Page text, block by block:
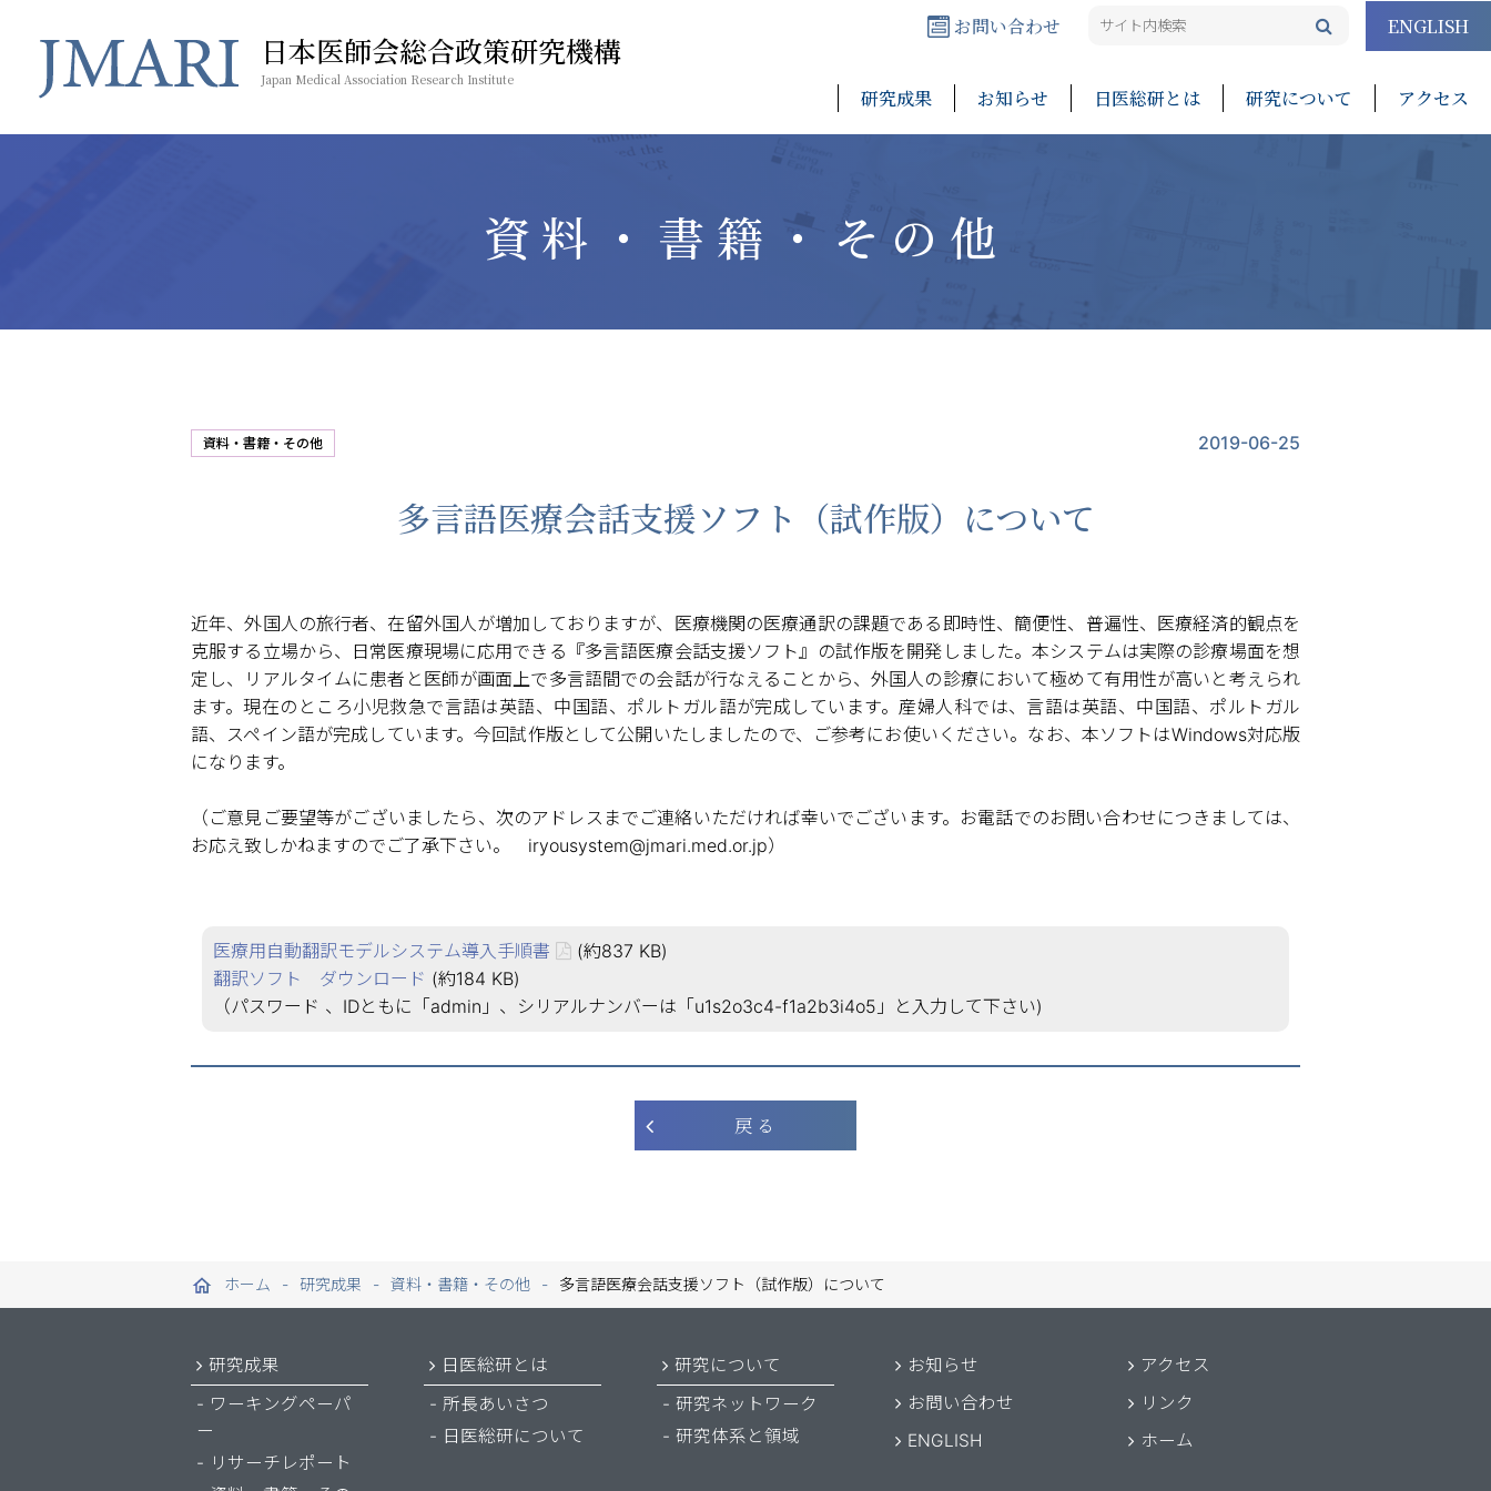
日本医師会総合政策研究機構
Japan Medical Association Research Institute
お問い合わせ ENGLISH
研究成果 お知らせ 日医総研とは 研究について アクセス
資料・書籍・その他
資料・書籍・その他 2019-06-25
多言語医療会話支援ソフト（試作版）について
近年、外国人の旅行者、在留外国人が増加しておりますが、医療機関の医療通訳の課題である即時性、簡便性、普遍性、医療経済的観点を
克服する立場から、日常医療現場に応用できる『多言語医療会話支援ソフト』の試作版を開発しました。本システムは実際の診療場面を想
定し、リアルタイムに患者と医師が画面上で多言語間での会話が行なえることから、外国人の診療において極めて有用性が高いと考えられ
ます。現在のところ小児救急で言語は英語、中国語、ポルトガル語が完成しています。産婦人科では、言語は英語、中国語、ポルトガル
語、スペイン語が完成しています。今回試作版として公開いたしましたので、ご参考にお使いください。なお、本ソフトはWindows対応版
になります。
（ご意見ご要望等がございましたら、次のアドレスまでご連絡いただければ幸いでございます。お電話でのお問い合わせにつきましては、
お応え致しかねますのでご了承下さい。 iryousystem@jmari.med.or.jp）
医療用自動翻訳モデルシステム導入手順書
(約837 KB)
翻訳ソフト ダウンロード (約184 KB)
（パスワード 、IDともに「admin」、シリアルナンバーは「u1s2o3c4-f1a2b3i4o5」と入力して下さい)
戻 る
ホーム 研究成果 資料・書籍・その他 多言語医療会話支援ソフト（試作版）について
研究成果
ワーキングペーパ
ー
リサーチレポート
日医総研とは
所長あいさつ
日医総研について
研究について
研究ネットワーク
研究体系と領域
お知らせ
アクセス
お問い合わせ
リンク
ENGLISH
ホーム